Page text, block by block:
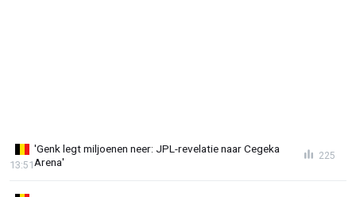
'Genk legt miljoenen neer: JPL-revelatie naar Cegeka
Arena'
13:51
225